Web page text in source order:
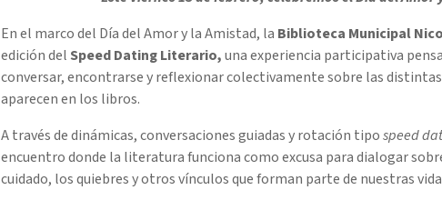
En el marco del Día del Amor y la Amistad, la Biblioteca Municipal
edición delSpeed Dating Literario,una experiencia participativa
conversar, encontrarse y reflexionar colectivamente sobre las
aparecen en los libros.
A través de dinámicas, conversaciones guiadas y rotación tipospeed
encuentro donde la literatura funciona como excusa para dialogar
cuidado, los quiebres y otros vínculos que forman parte de nuestras